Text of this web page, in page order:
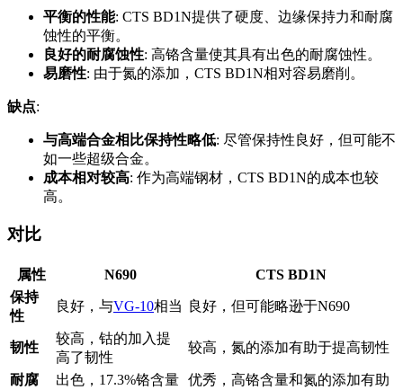
平衡的性能: CTS BD1N提供了硬度、边缘保持力和耐腐
蚀性的平衡。
良好的耐腐蚀性: 高铬含量使其具有出色的耐腐蚀性。
易磨性: 由于氮的添加，CTS BD1N相对容易磨削。
缺点:
与高端合金相比保持性略低: 尽管保持性良好，但可能不
如一些超级合金。
成本相对较高: 作为高端钢材，CTS BD1N的成本也较
高。
对比
属性 N690
CTS BD1N
保持
性
良好，与VG-10相当 良好，但可能略逊于N690
韧性
较高，钴的加入提
高了韧性
较高，氮的添加有助于提高韧性
耐腐
出色，17.3%铬含量 优秀，高铬含量和氮的添加有助